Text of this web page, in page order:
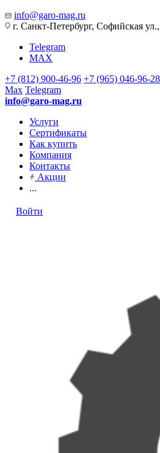
info@garo-mag.ru
г. Санкт-Петербург, Софийская
Telegram
MAX
+7 (812) 900-46-96 +7 (965) 046-96-28
Max Telegram
info@garo-mag.ru
Услуги
Сертификаты
Как купить
Компания
Контакты
Акции
...
Войти